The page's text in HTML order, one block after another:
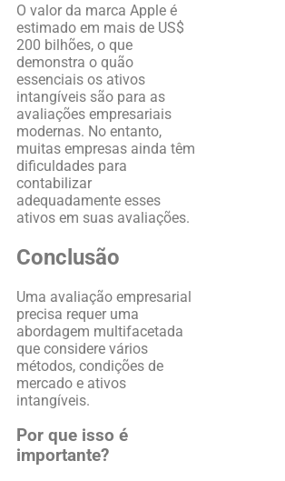
O valor da marca Apple é
estimado em mais de US$
200 bilhões, o que
demonstra o quão
essenciais os ativos
intangíveis são para as
avaliações empresariais
modernas. No entanto,
muitas empresas ainda têm
dificuldades para
contabilizar
adequadamente esses
ativos em suas avaliações.
Conclusão
Uma avaliação empresarial
precisa requer uma
abordagem multifacetada
que considere vários
métodos, condições de
mercado e ativos
intangíveis.
Por que isso é
importante?